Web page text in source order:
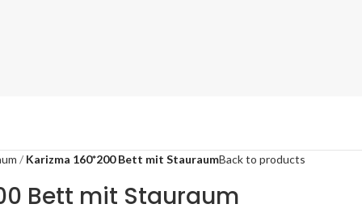
Karizma 160*200 Bett mit StauraumBack to products
Bett mit Stauraum